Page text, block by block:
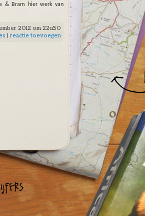
& Bram hier werk van
2012 om 22u30
| reactie toevoegen